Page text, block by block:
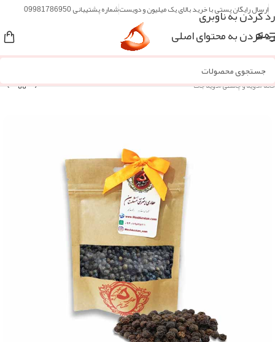
رد کردن به ناوبری
رد کردن به محتوای اصلی
ارسال رایگان پستی با خرید بالای یک میلیون و دویستشماره پشتیبانی 09981786950
منو
خانه/ادویه و چاشنی/ادویه جات